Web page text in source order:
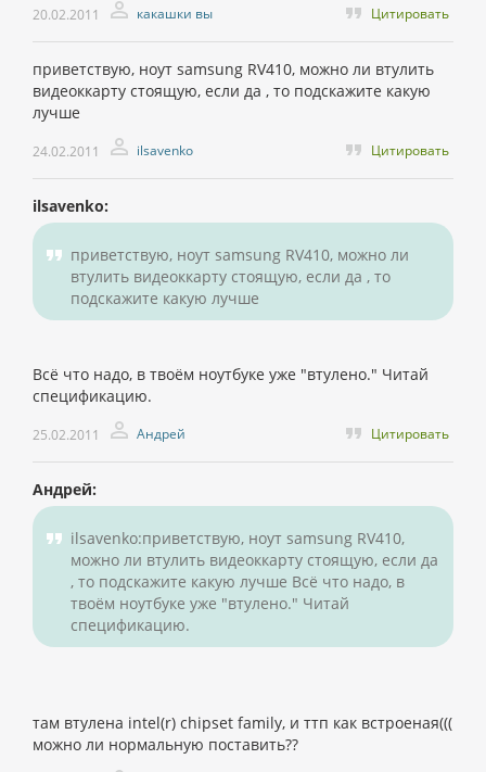
20.02.2011 какашки вы Цитировать
приветствую, ноут samsung RV410, можно ли втулить
видеоккарту стоящую, если да , то подскажите какую
лучше
24.02.2011 ilsavenko Цитировать
ilsavenko:
приветствую, ноут samsung RV410, можно ли
втулить видеоккарту стоящую, если да , то
подскажите какую лучше
Всё что надо, в твоём ноутбуке уже "втулено." Читай
спецификацию.
25.02.2011 Андрей Цитировать
Андрей:
ilsavenko:приветствую, ноут samsung RV410,
можно ли втулить видеоккарту стоящую, если да
, то подскажите какую лучше Всё что надо, в
твоём ноутбуке уже "втулено." Читай
спецификацию.
там втулена intel(r) chipset family, и ттп как встроеная(((
можно ли нормальную поставить??